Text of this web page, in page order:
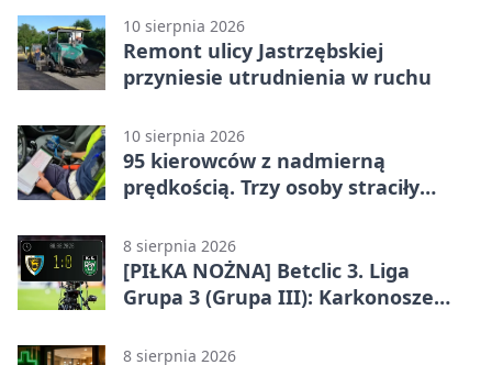
10 sierpnia 2026
Remont ulicy Jastrzębskiej
przyniesie utrudnienia w ruchu
10 sierpnia 2026
95 kierowców z nadmierną
prędkością. Trzy osoby straciły
8 sierpnia 2026
[PIŁKA NOŻNA] Betclic 3. Liga
Grupa 3 (Grupa III): Karkonosze
8 sierpnia 2026